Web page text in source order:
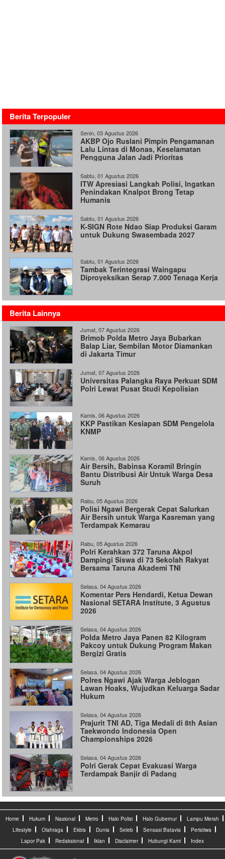
Berita Terpopuler
Senin, 03 Agustus 2026
AKBP Ojo Ruslani Pimpin Pengamanan
Lalu Lintas di Monas, Keselamatan
Pengguna Jalan Jadi Prioritas
Sabtu, 01 Agustus 2026
ITW Apresiasi Langkah Polisi, Ingatkan
Penindakan Knalpot Brong Tetap
Humanis
Sabtu, 01 Agustus 2026
K-SIGN Rote Ndao Siap Produksi Garam
untuk Dukung Swasembada 2027
Sabtu, 01 Agustus 2026
Tambak Terintegrasi Waingapu
Diproyeksikan Serap 7.000 Tenaga Kerja
Berita Lainnya
Jumat, 07 Agustus 2026
Brimob Polda Metro Jaya Bubarkan
Balap Liar, Sembilan Motor Diamankan
di Jakarta Timur
Jumat, 07 Agustus 2026
Universitas Palangka Raya Perkuat SDM
Polri Lewat Pusat Studi Kepolisian
Kamis, 06 Agustus 2026
KKP Pastikan Kesiapan SDM Pengelola
KNMP
Kamis, 06 Agustus 2026
Air Bersih, Babinsa Koramil Bringin
Bantu Distribusi Air Untuk Warga Desa
Suruh
Rabu, 05 Agustus 2026
Polisi Ngawi Bergerak Cepat Salurkan
Air Bersih untuk Warga Kasreman yang
Terdampak Kemarau
Rabu, 05 Agustus 2026
Polri Kerahkan 372 Taruna Akpol
Dampingi Siswa di 73 Sekolah Rakyat
Bersama Taruna Akademi TNI
Selasa, 04 Agustus 2026
Komentar Pers Hendardi, Ketua Dewan
Nasional SETARA Institute, 3 Agustus
2026
Selasa, 04 Agustus 2026
Polda Metro Jaya Panen 82 Kilogram
Pakcoy untuk Dukung Program Makan
Bergizi Gratis
Selasa, 04 Agustus 2026
Polres Ngawi Ajak Warga Jeblogan
Lawan Hoaks, Wujudkan Keluarga Sadar
Hukum
Selasa, 04 Agustus 2026
Prajurit TNI AD, Tiga Medali di 8th Asian
Taekwondo Indonesia Open
Championships 2026
Selasa, 04 Agustus 2026
Polri Gerak Cepat Evakuasi Warga
Terdampak Banjir di Padang
Home Hukum Nasional Metro Halo Polisi Halo Gubernur
Lampu Merah
Lifestyle
Olahraga Ekbis Dunia Seleb Sensasi Batavia
Peristiwa
Lapor Pak
Redaksional Iklan Disclaimer Hubungi Kami Index